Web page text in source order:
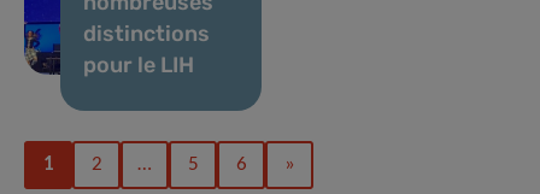
distinctions
pour le LIH
1 2 … 5 6 »